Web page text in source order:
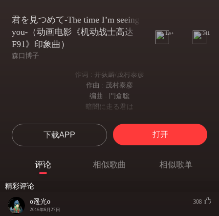
君を見つめて‐The time I’m seeing
you‐（动画电影《机动战士高达
F91》印象曲）
森口博子
1w+ 341
作词 : 井荻麟/茂村泰彦
作曲 : 茂村泰彦
编曲 : 門倉聡
暗闇に走る君は
自分を伤つけ
你伤害了自己
帰る家さえ见失う
甚至连归宿都失去
私の胸で眠れ
下载APP 打开
评论 相似歌曲 相似歌单
精彩评论
o遥光o
2016年6月27日
308